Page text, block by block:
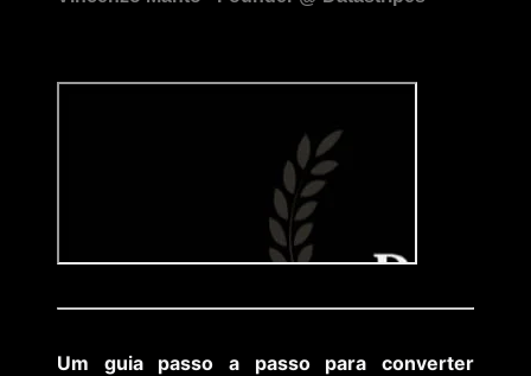
Um guia passo a passo para converter